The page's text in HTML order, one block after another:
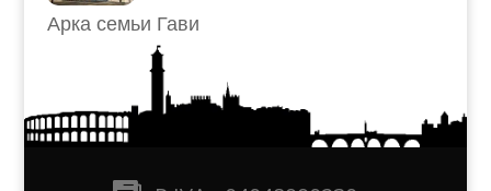
Арка семьи Гави